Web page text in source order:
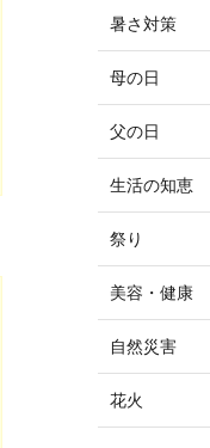
暑さ対策
母の日
父の日
生活の知恵
祭り
美容・健康
自然災害
花火